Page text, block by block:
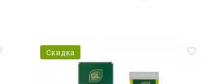
Скидка